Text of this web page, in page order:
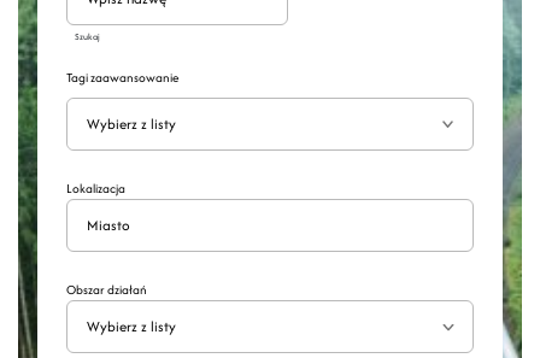
Szukaj
Tagi zaawansowanie
Wyszukaj Rozwiń
Lokalizacja
Obszar działań
Wybierz z listy